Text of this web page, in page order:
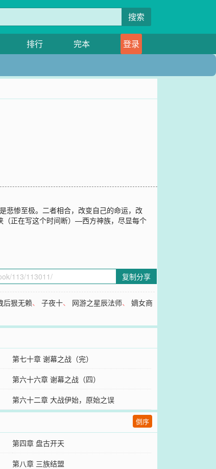
搜索
排行 完本
登录
悲惨至极。二者相合，改变自己的命运，改
正在写这个时间断）—西方神族，尽显每个
复制分享
后狠无赖、子夜十、 网游之星辰法师、嫡女商
第七十章 谢幕之战（完）
第六十六章 谢幕之战（四）
第六十二章 大战伊始，原始之误
倒序
第四章 盘古开天
第八章 三族结盟